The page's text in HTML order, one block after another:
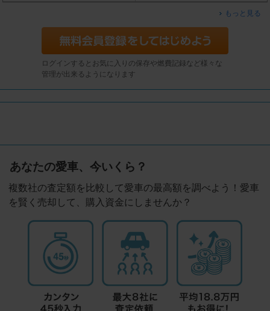
もっと見る
ログインするとお気に入りの保存や燃費記録など様々な
管理が出来るようになります
あなたの愛車、今いくら？
複数社の査定額を比較して愛車の最高額を調べよう！愛車
を賢く売却して、購入資金にしませんか？